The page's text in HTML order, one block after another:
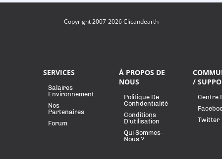
Copyright 2007-2026 Clicandearth
SERVICES
Salaires
Environnement
Nos
Partenaires
Forum
À PROPOS DE
NOUS
Politique De
Confidentialité
Conditions
D'utilisation
Qui Sommes-
Nous ?
/
Centre
Twitter